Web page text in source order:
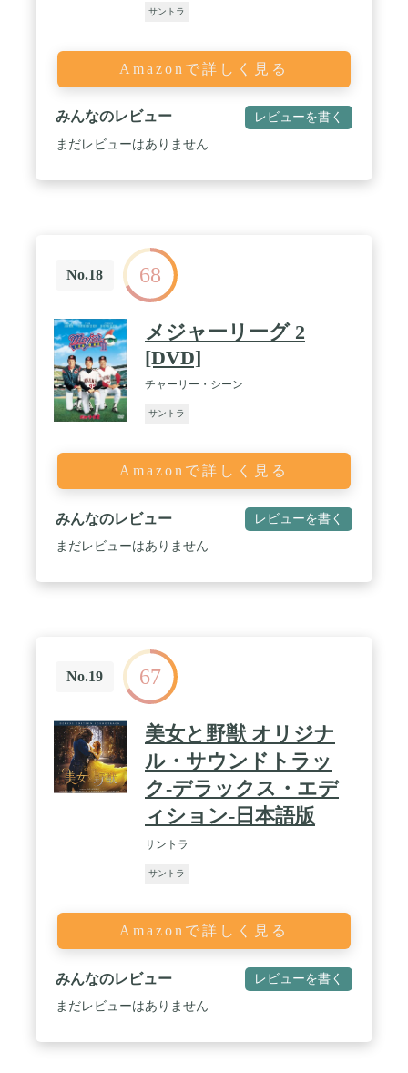
サントラ
Amazonで詳しく見る
みんなのレビュー レビューを書く
まだレビューはありません
No.18 68
メジャーリーグ 2
[DVD]
チャーリー・シーン
サントラ
Amazonで詳しく見る
みんなのレビュー レビューを書く
まだレビューはありません
No.19 67
美女と野獣 オリジナ
ル・サウンドトラッ
ク-デラックス・エデ
ィション-日本語版
サントラ
サントラ
Amazonで詳しく見る
みんなのレビュー レビューを書く
まだレビューはありません